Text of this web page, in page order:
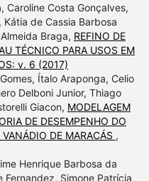
Caroline Costa Gonçalves,
Kátia de Cassia Barbosa
Braga, REFINO DE
TÉCNICO PARA USOS EM
v. 6 (2017)
Ítalo Araponga, Celio
Delboni Junior, Thiago
Giacon, MODELAGEM
DE DESEMPENHO DO
DE MARACÁS ,
Henrique Barbosa da
Fernandez, Simone Patrícia